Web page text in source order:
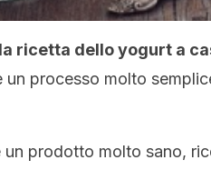
ricetta dello yogurt a
un processo molto
un prodotto molto sano,